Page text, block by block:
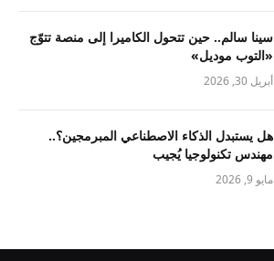
سينا سالم.. حين تتحول الكاميرا إلى منصة تتوّج
«التوب موديل»
أبريل 30, 2026
هل يستبدل الذكاء الاصطناعي المبرمجين؟..
مهندس تكنولوجيا يُجيب
مايو 9, 2026